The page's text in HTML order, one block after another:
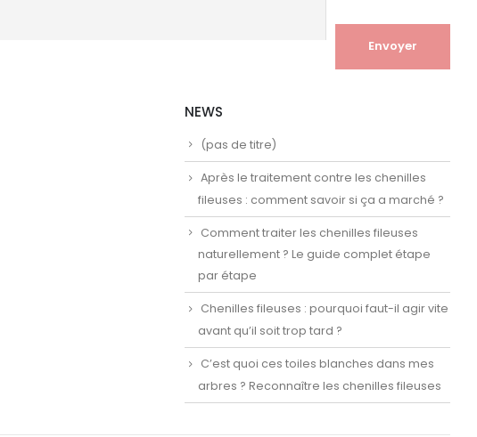
NEWS
(pas de titre)
Après le traitement contre les chenilles
fileuses : comment savoir si ça a marché ?
Comment traiter les chenilles fileuses
naturellement ? Le guide complet étape
par étape
Chenilles fileuses : pourquoi faut-il agir vite
avant qu’il soit trop tard ?
C’est quoi ces toiles blanches dans mes
arbres ? Reconnaître les chenilles fileuses